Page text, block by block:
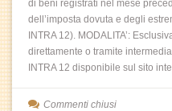
di beni registrati nel mese
dell’imposta dovuta e degli
INTRA 12). MODALITA’:
direttamente o tramite
INTRA 12 disponibile sul sito
Commenti chiusi